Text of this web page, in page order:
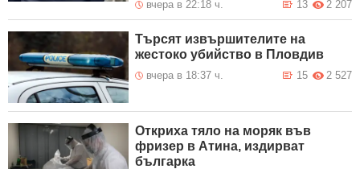
вчера в 22:18 ч. 2 207
13
Търсят извършителите на
жестоко убийство в Пловдив
вчера в 18:37 ч. 2 527
15
Откриха тяло на моряк във
фризер в Атина, издирват
българка